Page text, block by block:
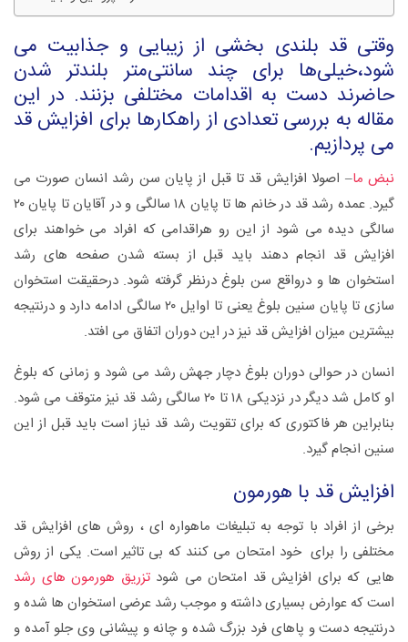
وقتی قد بلندی بخشی از زیبایی و جذابیت می
شود،خیلی‌‌ها برای چند سانتی‌‌متر بلندتر شدن
حاضرند دست به اقدامات مختلفی بزنند. در این
مقاله به بررسی تعدادی از راهکارها برای افزایش قد
می پردازیم.
نبض ما– اصولا افزایش قد تا قبل از پایان سن رشد انسان صورت می
گیرد. عمده رشد قد در خانم ها تا پایان ۱۸ سالگی و در آقایان تا پایان ۲۰
سالگی دیده می شود از این رو هراقدامی که افراد می خواهند برای
افزایش قد انجام دهند باید قبل از بسته شدن صفحه های رشد
استخوان ها و درواقع سن بلوغ درنظر گرفته شود. درحقیقت استخوان
سازی تا پایان سنین بلوغ یعنی تا اوایل ۲۰ سالگی ادامه دارد و درنتیجه
بیشترین میزان افزایش قد نیز در این دوران اتفاق می افتد.
انسان در حوالی دوران بلوغ دچار جهش رشد می شود و زمانی که بلوغ
او کامل شد دیگر در نزدیکی ۱۸ تا ۲۰ سالگی رشد قد نیز متوقف می شود.
بنابراین هر فاکتوری که برای تقویت رشد قد نیاز است باید قبل از این
سنین انجام گیرد.
افزایش قد با هورمون
برخی از افراد با توجه به تبلیغات ماهواره ای ، روش های افزایش قد
مختلفی را برای خود امتحان می کنند که بی تاثیر است. یکی از روش
هایی که برای افزایش قد امتحان می شودتزریق هورمون های رشد
است که عوارض بسیاری داشته و موجب رشد عرضی استخوان ها شده و
درنتیجه دست و پاهای فرد بزرگ شده و چانه و پیشانی وی جلو آمده و